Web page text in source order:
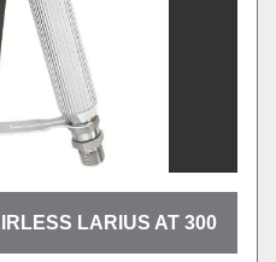
LARIUS AT 300